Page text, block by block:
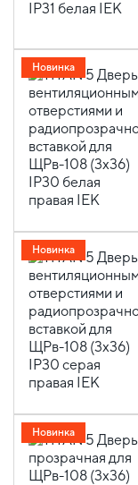
Новинка
Новинка
Новинка